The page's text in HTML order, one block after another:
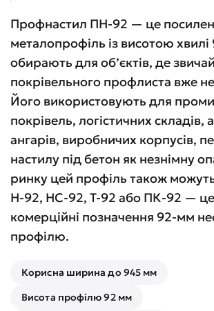
Профнастил ПН-92 — це
металопрофіль із висотою
обирають для об’єктів, де
покрівельного профлиста вже
Його використовують для
покрівель, логістичних складів,
ангарів, виробничих корпусів,
настилу під бетон як незнімну
ринку цей профіль також
Н-92, НС-92, Т-92 або ПК-92 — це
комерційні позначення 92-мм
профілю.
Корисна ширина до 945 мм
Висота профілю 92 мм